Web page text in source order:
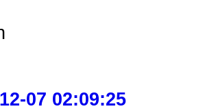
07 02:09:25